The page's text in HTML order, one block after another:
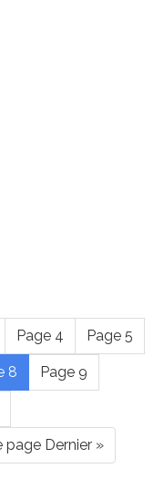
Page 4 Page 5
8 Page 9
page Dernier »